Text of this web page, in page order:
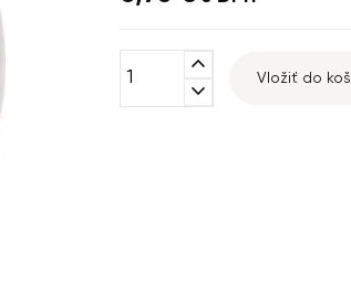
expand_less
expand_more
Vložiť do